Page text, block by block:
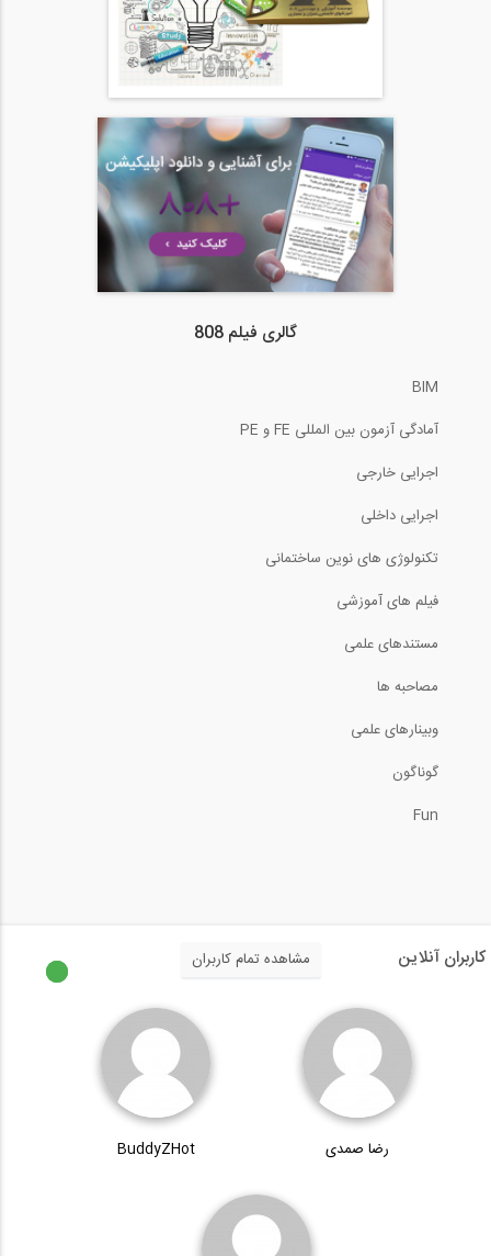
گالری فیلم 808
BIM
آمادگی آزمون بین المللی FE و PE
اجرایی خارجی
اجرایی داخلی
تکنولوژی های نوین ساختمانی
فیلم های آموزشی
مستندهای علمی
مصاحبه ها
وبینارهای علمی
گوناگون
Fun
کاربران آنلاین مشاهده تمام کاربران
رضا صمدی BuddyZHot